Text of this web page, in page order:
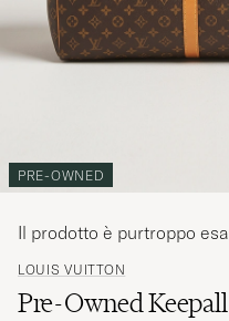
PRE-OWNED
LOUIS VUITTON
Pre-Owned
Il prodotto è purtroppo